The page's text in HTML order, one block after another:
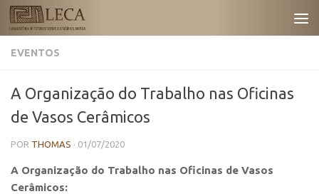
Skip to content
EVENTOS
A Organização do Trabalho nas Oficinas
de Vasos Cerâmicos
POR THOMAS · 01/07/2020
A Organização do Trabalho nas Oficinas de Vasos
Cerâmicos: